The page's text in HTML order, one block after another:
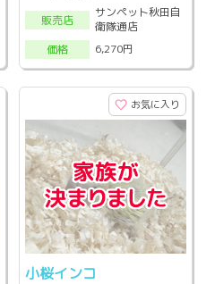
販売店
サンペット秋田自
衛隊通店
価格
6,270円
お気に入り
小桜インコ